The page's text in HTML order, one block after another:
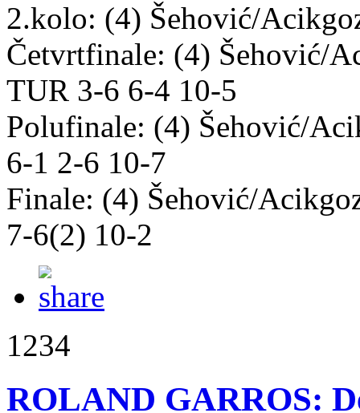
2.kolo: (4) Šehović/
Četvrtfinale: (4) Šehović/
TUR 3-6 6-4 10-5
Polufinale: (4) Šehović/
6-1 2-6 10-7
Finale: (4) Šehović/
7-6(2) 10-2
1234
ROLAND GARROS: